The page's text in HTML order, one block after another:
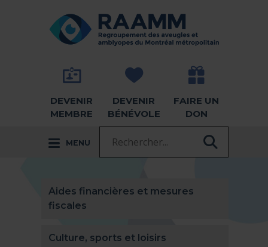
RETOUR À LA PAGE D'ACCUEIL -
DEVENIR
MEMBRE
DEVENIR
BÉNÉVOLE
FAIRE UN
DON
MENU
Aides financières et mesures
fiscales
Culture, sports et loisirs